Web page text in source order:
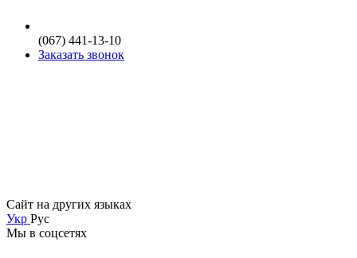
(067) 441-13-10
Заказать звонок
Сайт на других языках
Укр Рус
Мы в соцсетях